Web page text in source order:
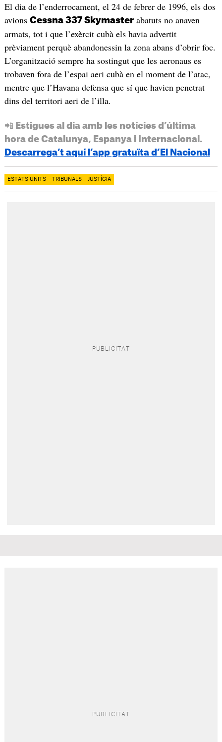
El dia de l’enderrocament, el 24 de febrer de 1996, els dos
avions Cessna 337 Skymasterabatuts no anaven
armats, tot i que l’exèrcit cubà els havia advertit
prèviament perquè abandonessin la zona abans d’obrir foc.
L’organització sempre ha sostingut que les aeronaus es
trobaven fora de l’espai aeri cubà en el moment de l’atac,
mentre que l’Havana defensa que sí que havien penetrat
dins del territori aeri de l’illa.
📲 Estigues al dia amb les notícies d’última
hora de Catalunya, Espanya i Internacional.
Descarrega’t aquí l’app gratuïta d’El Nacional
ESTATS UNITS TRIBUNALS JUSTÍCIA